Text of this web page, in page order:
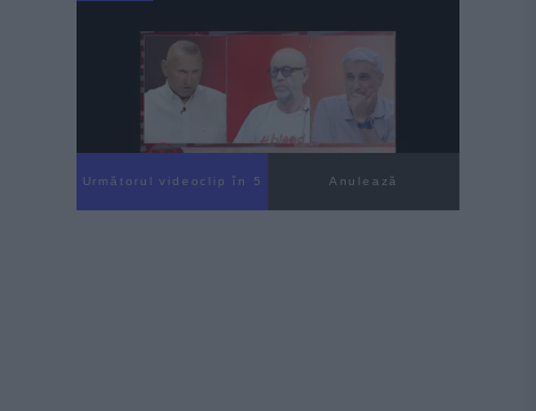
Următorul videoclip în 4 Anulează